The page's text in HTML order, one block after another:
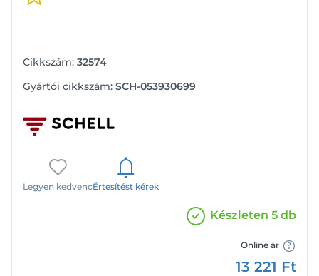
Cikkszám: 32574
Gyártói cikkszám: SCH-053930699
Legyen kedvencÉrtesítést kérek
Készleten 5 db
Online ár
13 221 Ft